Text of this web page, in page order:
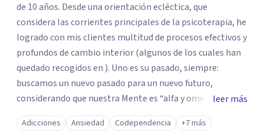
de 10 años. Desde una orientación ecléctica, que
considera las corrientes principales de la psicoterapia, he
logrado con mis clientes multitud de procesos efectivos y
profundos de cambio interior (algunos de los cuales han
quedado recogidos en ). Uno es su pasado, siempre:
buscamos un nuevo pasado para un nuevo futuro,
considerando que nuestra Mente es “alfa y omega” de los
problemas de la personalidad. Los aspectos “sanos” de la
personalidad nos van a permitir afrontar y resolver los
leer más
Adicciones Ansiedad Codependencia +7 más